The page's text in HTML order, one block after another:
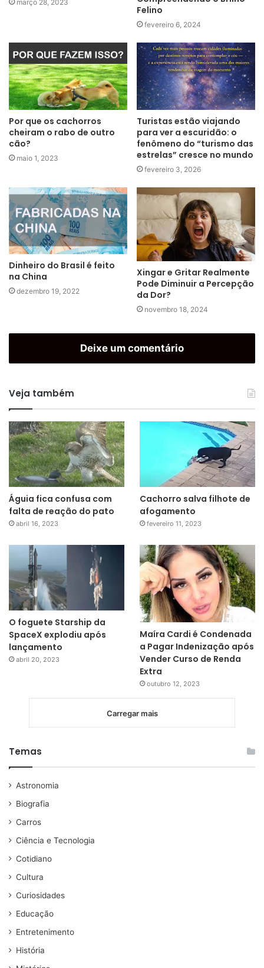
março 28, 2023
Felino
fevereiro 6, 2024
Por que os cachorros
cheiram o rabo de outro
cão?
maio 1, 2023
Turistas estão viajando
para ver a escuridão: o
fenômeno do “turismo das
estrelas” cresce no mundo
fevereiro 3, 2026
Dinheiro do Brasil é feito
na China
dezembro 19, 2022
Xingar e Gritar Realmente
Pode Diminuir a Percepção
da Dor?
novembro 18, 2024
Deixe um comentário
Veja também
Águia fica confusa com
falta de reação do pato
abril 16, 2023
Cachorro salva filhote de
afogamento
fevereiro 11, 2023
O foguete Starship da
SpaceX explodiu após
lançamento
abril 20, 2023
Maíra Cardi é Condenada
a Pagar Indenização após
Vender Curso de Renda
Extra
outubro 12, 2023
Carregar mais
Temas
Astronomia
Biografia
Carros
Ciência e Tecnologia
Cotidiano
Cultura
Curiosidades
Educação
Entretenimento
História